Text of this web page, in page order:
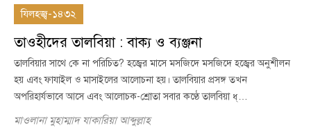
যিলহজ্ব-১৪৩২
তাওহীদের তালবিয়া : বাক্য ও ব্যঞ্জনা
তালবিয়ার সাথে কে না পরিচিত? হজ্বের মাসে মসজিদে মসজিদে হজ্বের অনুশীলন
হয় এবং ফাযাইল ও মাসাইলের আলোচনা হয়। তালবিয়ার প্রসঙ্গ তখন
অপরিহার্যভাবে আসে এবং আলোচক-শ্রোতা সবার কণ্ঠে তালবিয়া ধ্…
মাওলানা মুহাম্মাদ যাকারিয়া আব্দুল্লাহ